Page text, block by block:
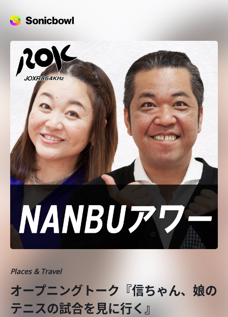
Places & Travel
オープニングトーク『信ちゃん、娘の
テニスの試合を見に行く』